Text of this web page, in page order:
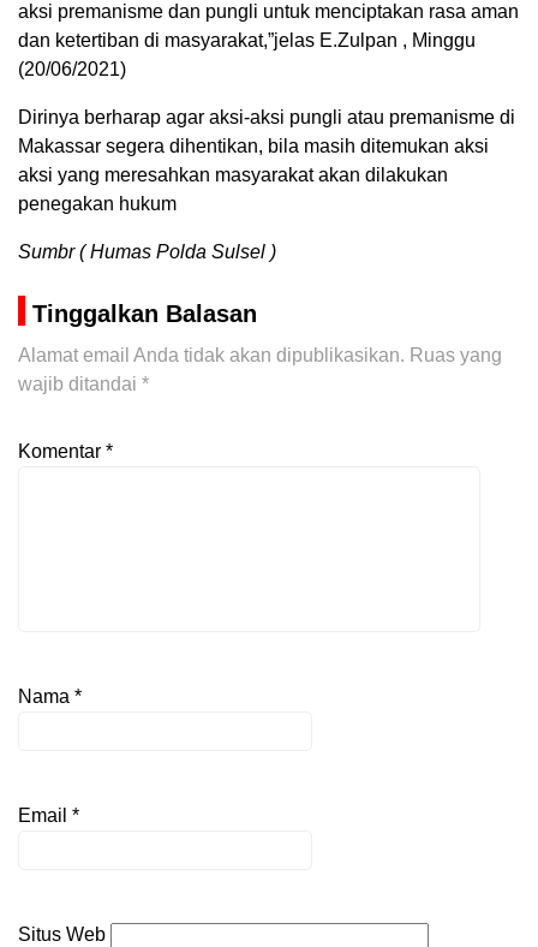
aksi premanisme dan pungli untuk menciptakan rasa aman
dan ketertiban di masyarakat,”jelas E.Zulpan , Minggu
(20/06/2021)
Dirinya berharap agar aksi-aksi pungli atau premanisme di
Makassar segera dihentikan, bila masih ditemukan aksi
aksi yang meresahkan masyarakat akan dilakukan
penegakan hukum
Sumbr ( Humas Polda Sulsel )
Tinggalkan Balasan
Alamat email Anda tidak akan dipublikasikan. Ruas yang
wajib ditandai *
Komentar *
Nama *
Email *
Situs Web